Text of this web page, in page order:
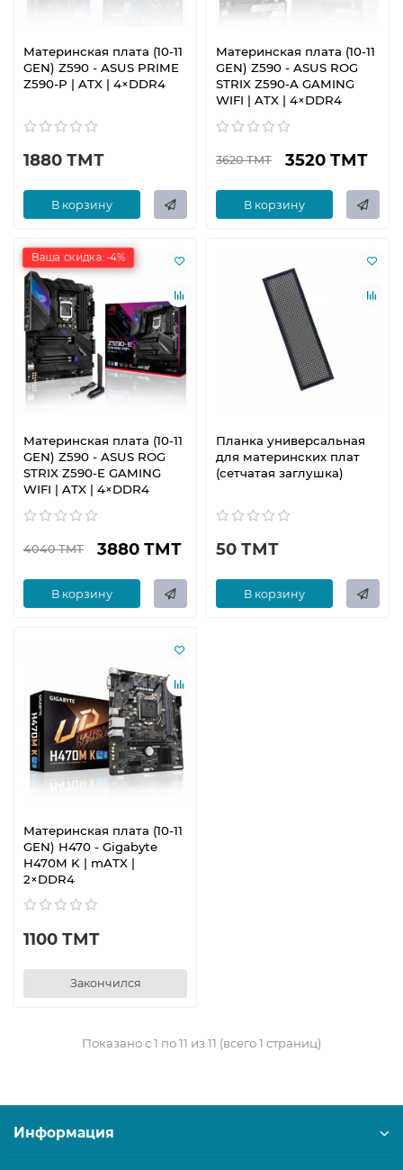
Материнская плата (10-11
GEN) Z590 - ASUS PRIME
Z590-P | ATX | 4×DDR4
1880 ТМТ
В корзину
Материнская плата (10-11
GEN) Z590 - ASUS ROG
STRIX Z590-A GAMING
WIFI | ATX | 4×DDR4
3620 ТМТ 3520 ТМТ
В корзину
Ваша скидка: -4%
Материнская плата (10-11
GEN) Z590 - ASUS ROG
STRIX Z590-E GAMING
WIFI | ATX | 4×DDR4
4040 ТМТ 3880 ТМТ
В корзину
Планка универсальная
для материнских плат
(сетчатая заглушка)
50 ТМТ
В корзину
Материнская плата (10-11
GEN) H470 - Gigabyte
H470M K | mATX |
2×DDR4
1100 ТМТ
Закончился
Показано с 1 по 11 из 11 (всего 1 страниц)
Информация